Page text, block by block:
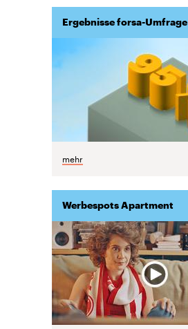
Ergebnisse forsa-Umfrage
mehr
Werbespots Apartment